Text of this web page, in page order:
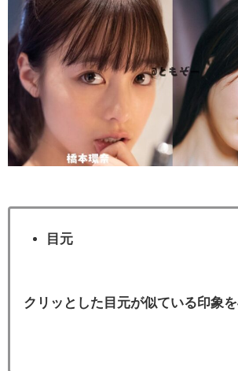
目元
クリッとした目元が似ている印象を